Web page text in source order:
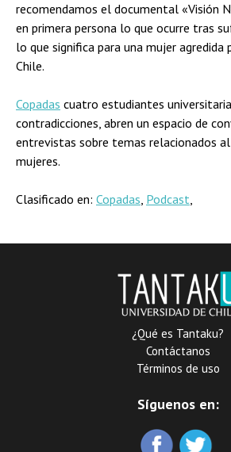
recomendamos el documental «Visión
en primera persona lo que ocurre tras
lo que significa para una mujer agredida
Chile.
Copadas cuatro estudiantes
contradicciones, abren un espacio de
entrevistas sobre temas relacionados
mujeres.
Clasificado en: Copadas, Podcast,
¿Qué es Tantaku?
Contáctanos
Términos de uso
Síguenos en: